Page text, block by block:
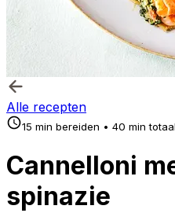
Alle recepten
15 min bereiden • 40 min totaal
Cannelloni
spinazie